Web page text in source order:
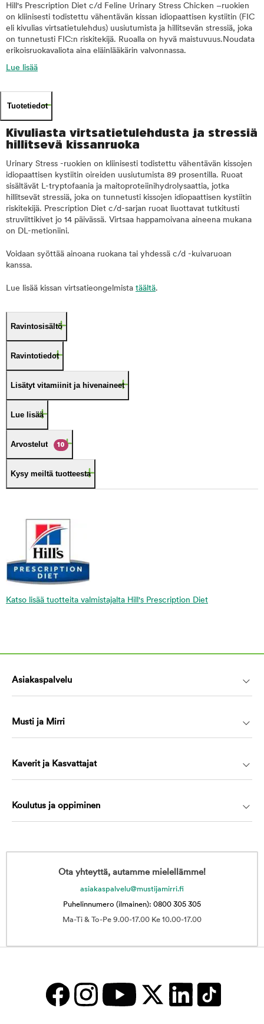
Hill's Prescription Diet c/d Feline Urinary Stress Chicken –ruokien
on kliinisesti todistettu vähentävän kissan idiopaattisen kystiitin (FIC
eli kivulias virtsatietulehdus) uusiutumista ja hillitsevän stressiä, joka
on tunnetusti FIC:n riskitekijä. Ruoalla on hyvä maistuvuus.Noudata
erikoisruokavaliota aina eläinlääkärin valvonnassa.
Lue lisää
Tuotetiedot
Kivuliasta virtsatietulehdusta ja stressiä
hillitsevä kissanruoka
Urinary Stress -ruokien on kliinisesti todistettu vähentävän kissojen
idiopaattisen kystiitin oireiden uusiutumista 89 prosentilla. Ruoat
sisältävät L-tryptofaania ja maitoproteiinihydrolysaattia, jotka
hillitsevät stressiä, joka on tunnetusti kissojen idiopaattisen kystiitin
riskitekijä. Prescription Diet c/d-sarjan ruoat liuottavat tutkitusti
struviittikivet jo 14 päivässä. Virtsaa happamoivana aineena mukana
on DL-metioniini.
Voidaan syöttää ainoana ruokana tai yhdessä c/d -kuivaruoan
kanssa.
Lue lisää kissan virtsatieongelmista täältä.
Ravintosisältö
Ravintotiedot
Lisätyt vitamiinit ja hivenaineet
Lue lisää
Arvostelut 10
Kysy meiltä tuotteesta
Katso lisää tuotteita valmistajalta Hill's Prescription Diet
Asiakaspalvelu
Musti ja Mirri
Kaverit ja Kasvattajat
Koulutus ja oppiminen
Ota yhteyttä, autamme mielellämme!
asiakaspalvelu@mustijamirri.fi
Puhelinnumero (ilmainen): 0800 305 305
Ma-Ti & To-Pe 9.00-17.00 Ke 10.00-17.00